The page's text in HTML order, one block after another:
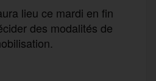
lieu ce mardi en fin
des modalités de